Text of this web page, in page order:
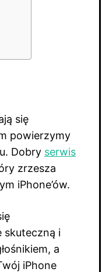
się
powierzymy
Dobry serwis
zrzesza
iPhone’ów.
skuteczną i
a
iPhone